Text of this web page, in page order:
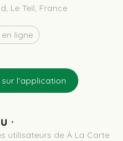
Le Teil, France
ligne
l'application
·
utilisateurs de À La Carte